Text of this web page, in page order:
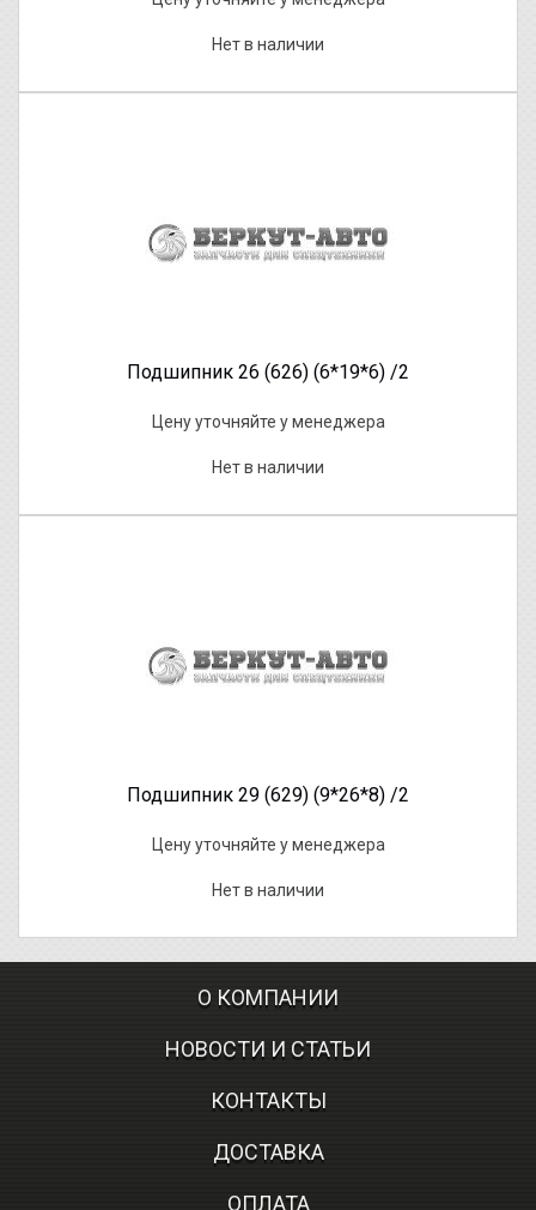
Нет в наличии
Подшипник 26 (626) (6*19*6) /2
Цену уточняйте у менеджера
Нет в наличии
Подшипник 29 (629) (9*26*8) /2
Цену уточняйте у менеджера
Нет в наличии
О КОМПАНИИ
НОВОСТИ И СТАТЬИ
КОНТАКТЫ
ДОСТАВКА
ОПЛАТА